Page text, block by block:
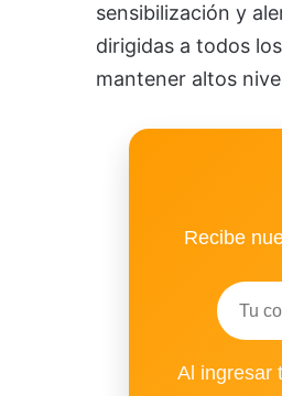
sensibilización y
dirigidas a todos
mantener altos
Recibe
Al ingresar